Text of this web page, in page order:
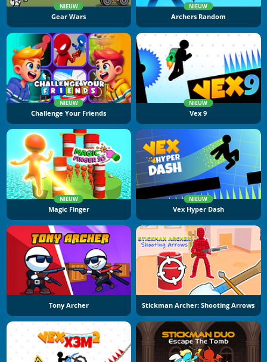
NIEUW
Gear Wars
NIEUW
Archers Random
NIEUW
Challenge Your Friends
NIEUW
Vex 9
NIEUW
Magic Finger
NIEUW
Vex Hyper Dash
Tony Archer Stickman Archer: Shooting Arrows